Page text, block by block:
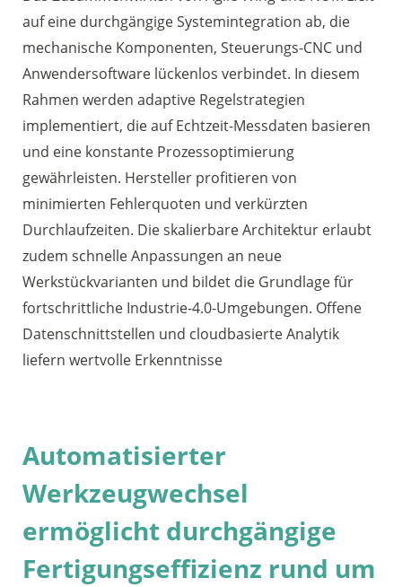
auf eine durchgängige Systemintegration ab, die
mechanische Komponenten, Steuerungs-CNC und
Anwendersoftware lückenlos verbindet. In diesem
Rahmen werden adaptive Regelstrategien
implementiert, die auf Echtzeit-Messdaten basieren
und eine konstante Prozessoptimierung
gewährleisten. Hersteller profitieren von
minimierten Fehlerquoten und verkürzten
Durchlaufzeiten. Die skalierbare Architektur erlaubt
zudem schnelle Anpassungen an neue
Werkstückvarianten und bildet die Grundlage für
fortschrittliche Industrie-4.0-Umgebungen. Offene
Datenschnittstellen und cloudbasierte Analytik
liefern wertvolle Erkenntnisse
Automatisierter
Werkzeugwechsel
ermöglicht durchgängige
Fertigungseffizienz rund um